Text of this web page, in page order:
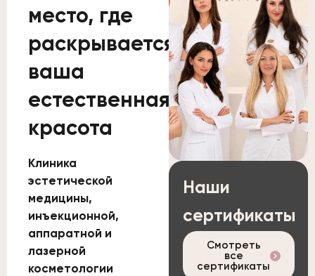
место, где
раскрывается
ваша
естественная
красота
Клиника
эстетической
медицины,
инъекционной,
аппаратной и
лазерной
косметологии
Наши
сертификаты
Смотреть
все
сертификаты